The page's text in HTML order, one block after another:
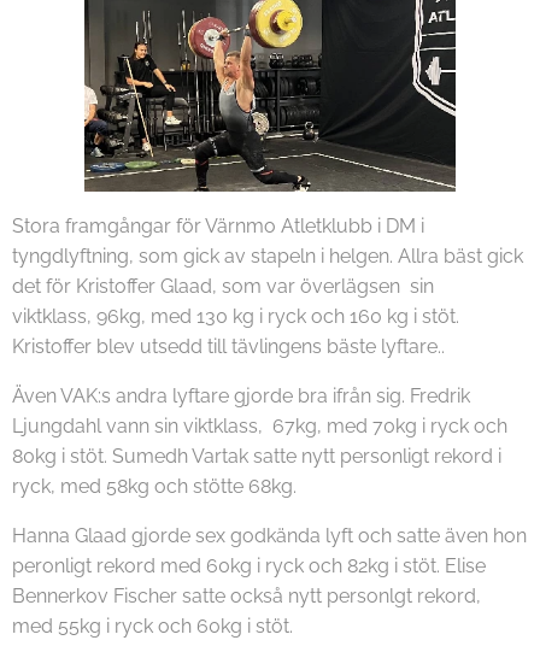
Stora framgångar för Värnmo Atletklubb i DM i
tyngdlyftning, som gick av stapeln i helgen. Allra bäst gick
det för Kristoffer Glaad, som var överlägsen sin
viktklass, 96kg, med 130 kg i ryck och 160 kg i stöt.
Kristoffer blev utsedd till tävlingens bäste lyftare..
Även VAK:s andra lyftare gjorde bra ifrån sig. Fredrik
Ljungdahl vann sin viktklass, 67kg, med 70kg i ryck och
80kg i stöt. Sumedh Vartak satte nytt personligt rekord i
ryck, med 58kg och stötte 68kg.
Hanna Glaad gjorde sex godkända lyft och satte även hon
peronligt rekord med 60kg i ryck och 82kg i stöt. Elise
Bennerkov Fischer satte också nytt personlgt rekord,
med 55kg i ryck och 60kg i stöt.